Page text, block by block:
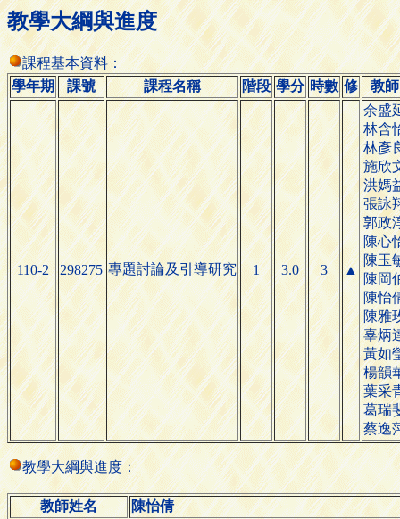
教學大綱與進度
課程基本資料：
學年期
課號 課程名稱 階段 學分 時數 修 教師
110-2 298275 專題討論及引導研究 1 3.0 3 ▲
余盛
林含
林彥
施欣
洪媽
張詠
郭政
陳心
陳玉
陳岡
陳怡
陳雅
辜炳
黃如
楊韻
葉采
葛瑞
蔡逸
教學大綱與進度：
教師姓名
陳怡倩